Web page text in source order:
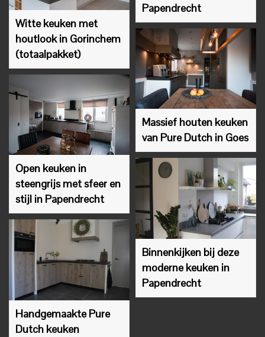
Papendrecht
Witte keuken met
houtlook in Gorinchem
(totaalpakket)
Massief houten keuken
van Pure Dutch in Goes
Open keuken in
steengrijs met sfeer en
stijl in Papendrecht
Binnenkijken bij deze
moderne keuken in
Papendrecht
Handgemaakte Pure
Dutch keuken